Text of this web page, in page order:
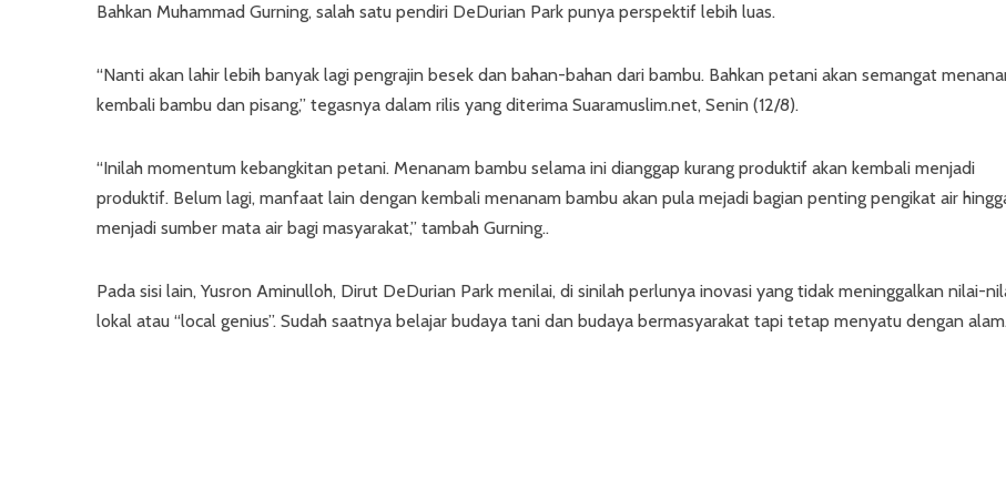
Bahkan Muhammad Gurning, salah satu pendiri DeDurian Park punya perspektif lebih luas.
“Nanti akan lahir lebih banyak lagi pengrajin besek dan bahan-bahan dari bambu. Bahkan petani akan semangat
kembali bambu dan pisang,” tegasnya dalam rilis yang diterima Suaramuslim.net, Senin (12/8).
“Inilah momentum kebangkitan petani. Menanam bambu selama ini dianggap kurang produktif akan kembali menjadi
produktif. Belum lagi, manfaat lain dengan kembali menanam bambu akan pula mejadi bagian penting pengikat air
menjadi sumber mata air bagi masyarakat,” tambah Gurning..
Pada sisi lain, Yusron Aminulloh, Dirut DeDurian Park menilai, di sinilah perlunya inovasi yang tidak meninggalkan nilai-
lokal atau “local genius”. Sudah saatnya belajar budaya tani dan budaya bermasyarakat tapi tetap menyatu dengan